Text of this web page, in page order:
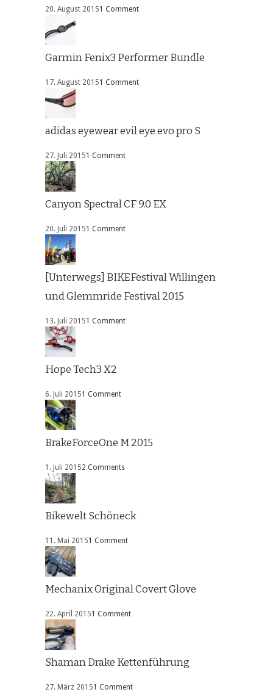
20. August 20151 Comment
Garmin Fenix3 Performer Bundle
17. August 20151 Comment
adidas eyewear evil eye evo pro S
27. Juli 20151 Comment
Canyon Spectral CF 9.0 EX
20. Juli 20151 Comment
[Unterwegs] BIKEFestival Willingen
und Glemmride Festival 2015
13. Juli 20151 Comment
Hope Tech3 X2
6. Juli 20151 Comment
BrakeForceOne M 2015
1. Juli 20152 Comments
Bikewelt Schöneck
11. Mai 20151 Comment
Mechanix Original Covert Glove
22. April 20151 Comment
Shaman Drake Kettenführung
27. März 20151 Comment